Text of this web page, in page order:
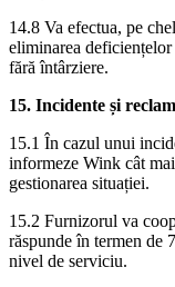
14.8 Va efectua, pe
eliminarea
fără întârziere.
15. Incidente și
15.1 În cazul unui
informeze Wink cât
gestionarea situației.
15.2 Furnizorul va
răspunde în termen de
nivel de serviciu.